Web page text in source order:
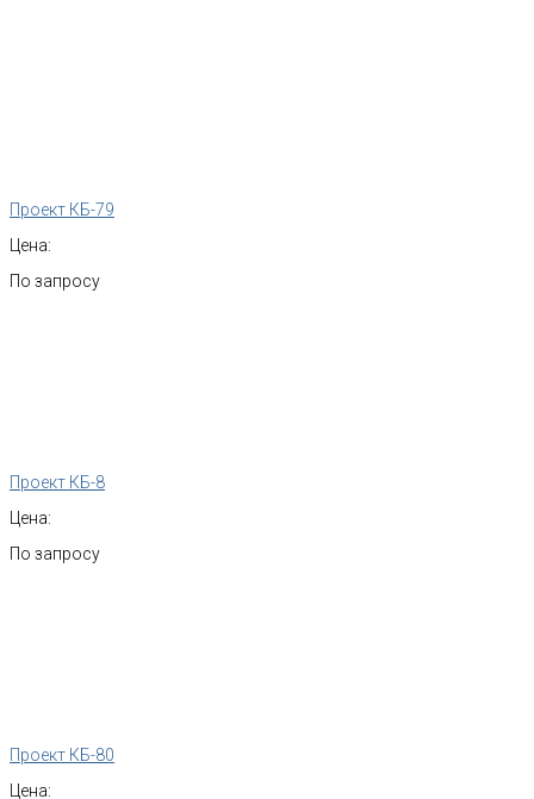
Проект КБ-79
Цена:
По запросу
Проект КБ-8
Цена:
По запросу
Проект КБ-80
Цена: